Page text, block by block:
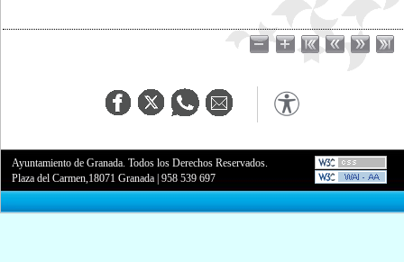
Ayuntamiento de Granada. Todos los Derechos Reservados.
Plaza del Carmen,18071 Granada |958 539 697